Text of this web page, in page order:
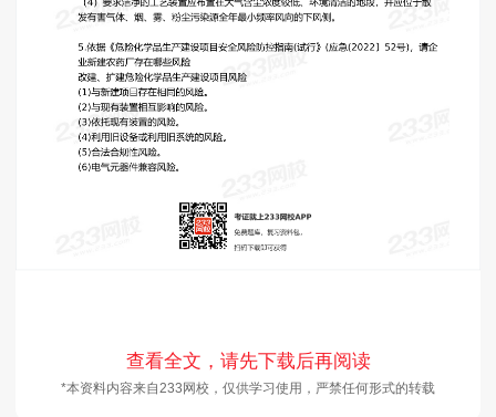
查看全文，请先下载后再阅读
*本资料内容来自233网校，仅供学习使用，严禁任何形式的转载